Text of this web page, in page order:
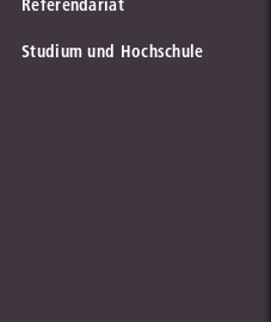
Referendariat
Studium und Hochschule